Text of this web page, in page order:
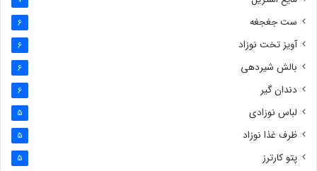
ست جغجغه 6
آویز تخت نوزاد 6
بالش شیردهی 6
دندان گیر 6
لباس نوزادی 5
ظرف غذا نوزاد 5
پتو کارترز 5